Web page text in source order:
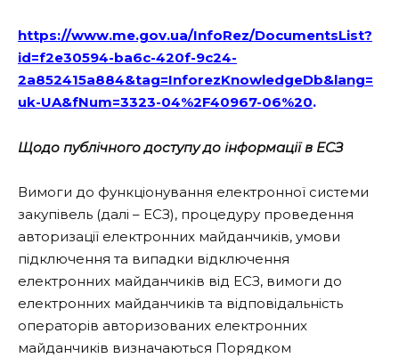
https://www.me.gov.ua/InfoRez/DocumentsList?
id=f2e30594-ba6c-420f-9c24-
2a852415a884&tag=InforezKnowledgeDb&lang=
uk-UA&fNum=3323-04%2F40967-06%20.
Щодо публічного доступу до інформації в ЕСЗ
Вимоги до функціонування електронної системи
закупівель (далі – ЕСЗ), процедуру проведення
авторизації електронних майданчиків, умови
підключення та випадки відключення
електронних майданчиків від ЕСЗ, вимоги до
електронних майданчиків та відповідальність
операторів авторизованих електронних
майданчиків визначаються Порядком